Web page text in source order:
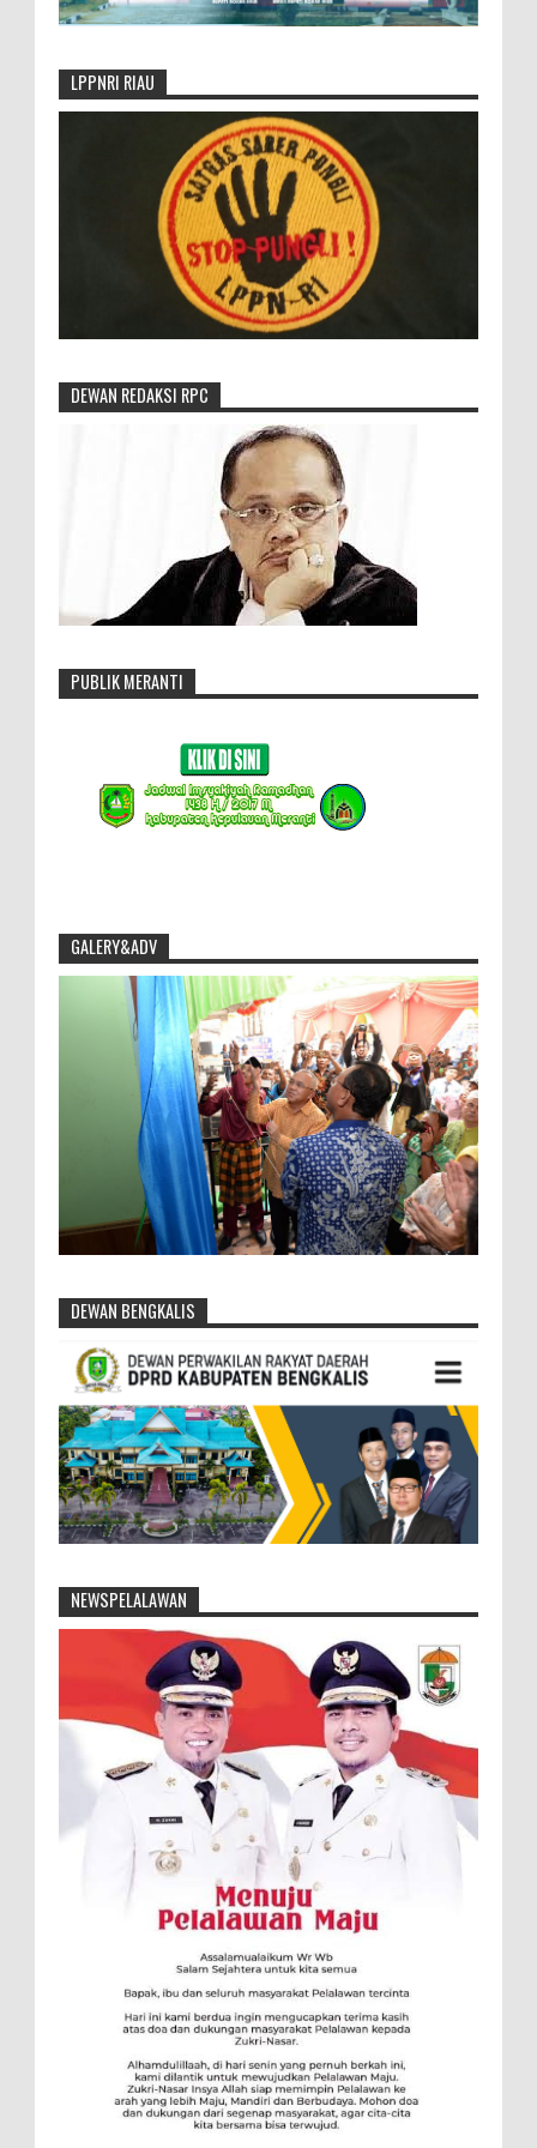
LPPNRI RIAU
DEWAN REDAKSI RPC
PUBLIK MERANTI
GALERY&ADV
DEWAN BENGKALIS
NEWSPELALAWAN